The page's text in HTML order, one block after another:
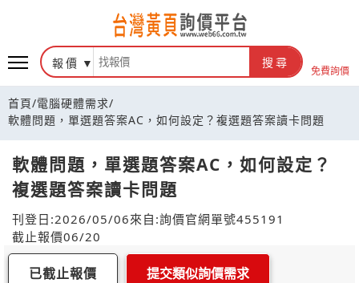
報價 搜尋
免費詢價
首頁/電腦硬體需求/
軟體問題，單選題答案AC，如何設定？複選題答案讀卡問題
軟體問題，單選題答案AC，如何設定？
複選題答案讀卡問題
刊登日:2026/05/06來自:詢價官網單號455191
截止報價06/20
已截止報價 提交類似詢價需求